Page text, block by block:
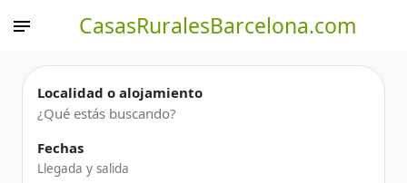
CasasRuralesBarcelona.com
Localidad o alojamiento
Fechas